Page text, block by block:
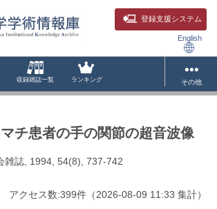
登録支援システム
English
収録雑誌一覧 ランキング その他
チ患者の手の関節の超音波像
雑誌, 1994, 54(8), 737-742
アクセス数:399件 （2026-08-09 11:33 集計）